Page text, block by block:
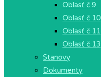
Oblasť č.9
Oblasť č.10
Oblasť č.11
Oblasť č.13
Stanovy
Dokumenty